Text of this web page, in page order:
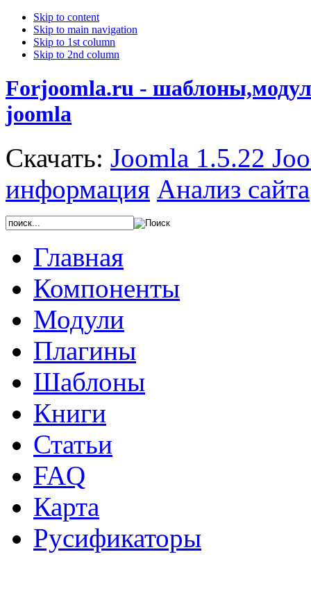
Skip to content
Skip to main navigation
Skip to 1st column
Skip to 2nd column
Forjoomla.ru -
joomla
Скачать: Joomla 1.5.22
информация Анализ сайта
Главная
Компоненты
Модули
Плагины
Шаблоны
Книги
Статьи
FAQ
Карта
Русификаторы